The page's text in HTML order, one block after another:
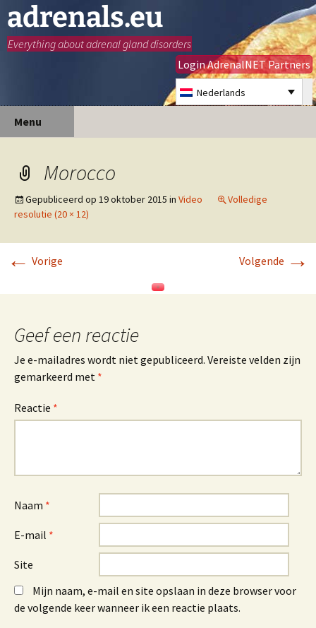
adrenals.eu
Everything about adrenal gland disorders
Login AdrenalNET Partners
Nederlands
Menu
Morocco
Gepubliceerd op 19 oktober 2015 in Video
Volledige
resolutie (20 × 12)
← Vorige Volgende →
Geef een reactie
Je e-mailadres wordt niet gepubliceerd. Vereiste velden zijn
gemarkeerd met *
Reactie *
Naam *
E-mail *
Site
Mijn naam, e-mail en site opslaan in deze browser voor
de volgende keer wanneer ik een reactie plaats.